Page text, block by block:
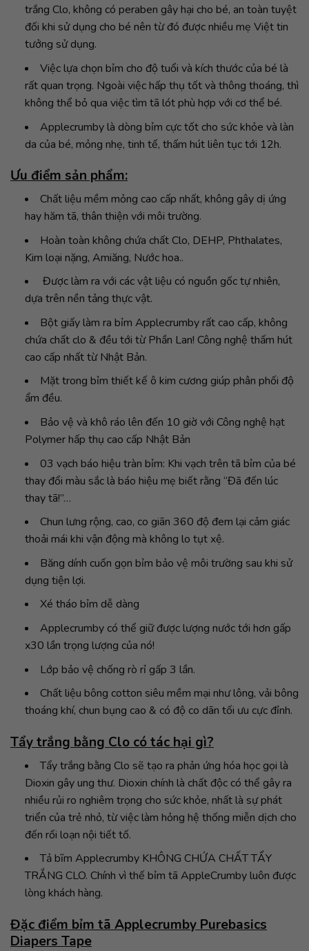
trắng Clo, không có peraben gây hại cho bé, an toàn tuyệt
đối khi sử dụng cho bé nên từ đó được nhiều mẹ Việt tin
tưởng sử dụng.
Việc lựa chọn bỉm cho độ tuổi và kích thước của bé là
rất quan trọng. Ngoài việc hấp thụ tốt và thông thoáng, thì
không thể bỏ qua việc tìm tã lót phù hợp với cơ thể bé.
Applecrumby là dòng bỉm cực tốt cho sức khỏe và làn
da của bé, mỏng nhẹ, tinh tế, thấm hút liên tục tới 12h.
Ưu điểm sản phẩm:
Chất liệu mềm mỏng cao cấp nhất, không gây dị ứng
hay hăm tã, thân thiện với môi trường.
Hoàn toàn không chứa chất Clo, DEHP, Phthalates,
Kim loại nặng, Amiăng, Nước hoa..
Được làm ra với các vật liệu có nguồn gốc tự nhiên,
dựa trên nền tảng thực vật.
Bột giấy làm ra bỉm Applecrumby rất cao cấp, không
chứa chất clo & đều tới từ Phần Lan! Công nghệ thấm hút
cao cấp nhất từ Nhật Bản.
Mặt trong bỉm thiết kế ô kim cương giúp phân phối độ
ẩm đều.
Bảo vệ và khô ráo lên đến 10 giờ với Công nghệ hạt
Polymer hấp thụ cao cấp Nhật Bản
03 vạch báo hiệu tràn bỉm: Khi vạch trên tã bỉm của bé
thay đổi màu sắc là báo hiệu mẹ biết rằng “Đã đến lúc
thay tã!”…
Chun lưng rộng, cao, co giãn 360 độ đem lại cảm giác
thoải mái khi vận động mà không lo tụt xệ.
Băng dính cuốn gọn bỉm bảo vệ môi trường sau khi sử
dụng tiện lợi.
Xé tháo bỉm dễ dàng
Applecrumby có thể giữ được lượng nước tới hơn gấp
x30 lần trọng lượng của nó!
Lớp bảo vệ chống rò rỉ gấp 3 lần.
Chất liệu bông cotton siêu mềm mại như lông, vải bông
thoáng khí, chun bụng cao & có độ co dãn tối ưu cực đỉnh.
Tẩy trắng bằng Clo có tác hại gì?
Tẩy trắng bằng Clo sẽ tạo ra phản ứng hóa học gọi là
Dioxin gây ung thư. Dioxin chính là chất độc có thể gây ra
nhiều rủi ro nghiêm trọng cho sức khỏe, nhất là sự phát
triển của trẻ nhỏ, từ việc làm hỏng hệ thống miễn dịch cho
đến rối loạn nội tiết tố.
Tả bĩm Applecrumby KHÔNG CHỨA CHẤT TẨY
TRẮNG CLO. Chính vì thế bỉm tã AppleCrumby luôn được
lòng khách hàng.
Đặc điểm bỉm tã Applecrumby Purebasics
Diapers Tape